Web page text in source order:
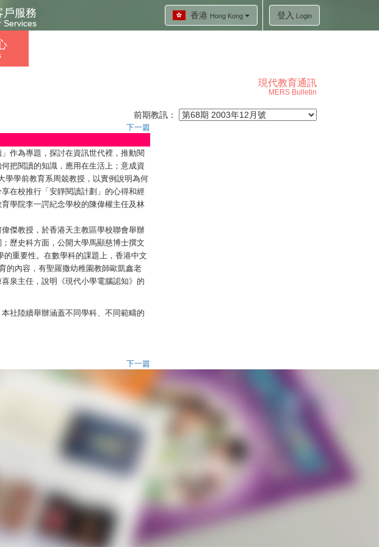
香港 Hong Kong 登入 Login
戶服務
Services
現代教育通訊
MERS Bulletin
前期教訊：
下一篇
作為專題，探討在資訊世代裡，推動閱
把閱讀的知識，應用在生活上；意成資
學學前教育系周兢教授，以實例說明為何
在校推行「安靜閱讀計劃」的心得和經
學院李一諤紀念學校的陳偉權主任及林
傑教授，於香港天主教區學校聯會舉辦
歷史科方面，公開大學馬顯慈博士撰文
重要性。在數學科的課題上，香港中文
的內容，有聖羅撒幼稚園教師歐凱鑫老
泉主任，說明《現代小學電腦認知》的
社陸續舉辦涵蓋不同學科、不同範疇的
下一篇